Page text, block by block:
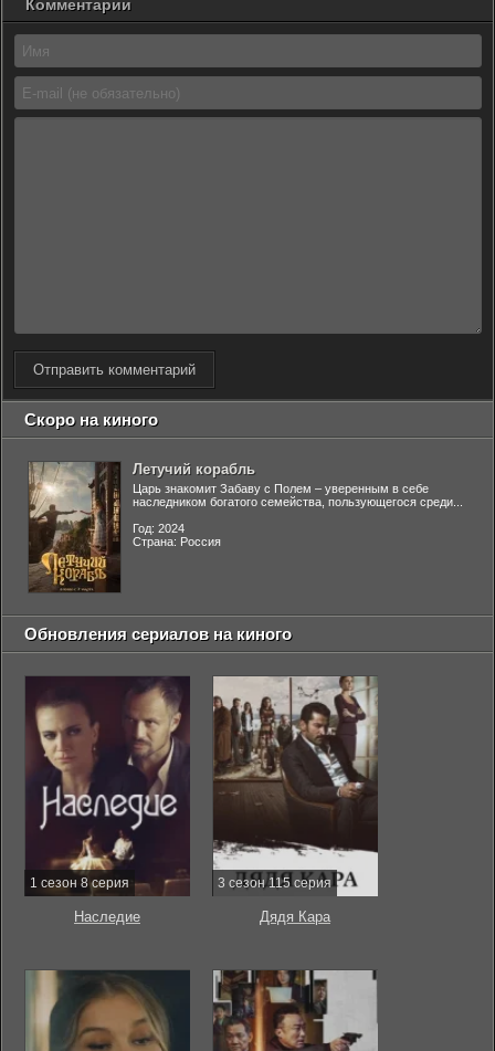
Комментарии
Отправить комментарий
Скоро на киного
Летучий корабль
Царь знакомит Забаву с Полем – уверенным в себе
наследником богатого семейства, пользующегося среди...
Год: 2024
Страна: Россия
Обновления сериалов на киного
1 сезон 8 серия
Наследие
3 сезон 115 серия
Дядя Кара